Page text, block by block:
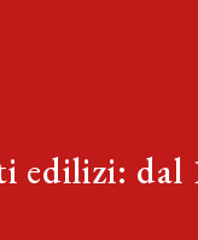
edilizi: dal